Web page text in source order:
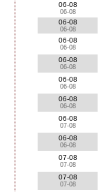
06-08
06-08
06-08
06-08
06-08
06-08
06-08
06-08
06-08
06-08
06-08
06-08
06-08
07-08
06-08
06-08
07-08
07-08
07-08
07-08